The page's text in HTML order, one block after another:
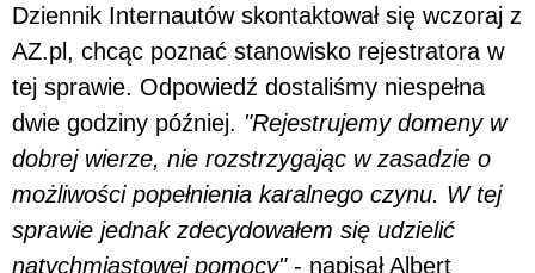
Dziennik Internautów skontaktował się wczoraj z
AZ.pl, chcąc poznać stanowisko rejestratora w
tej sprawie. Odpowiedź dostaliśmy niespełna
dwie godziny później. "Rejestrujemy domeny w
dobrej wierze, nie rozstrzygając w zasadzie o
możliwości popełnienia karalnego czynu. W tej
sprawie jednak zdecydowałem się udzielić
natychmiastowej pomocy"- napisał Albert